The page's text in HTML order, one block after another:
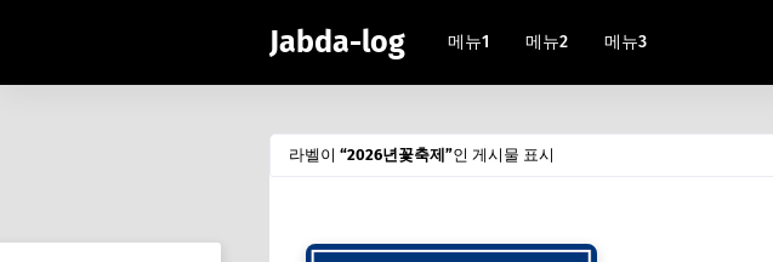
Jabda-log 메뉴1 메뉴2 메뉴3
라벨이 2026년꽃축제 인 게시물 표시